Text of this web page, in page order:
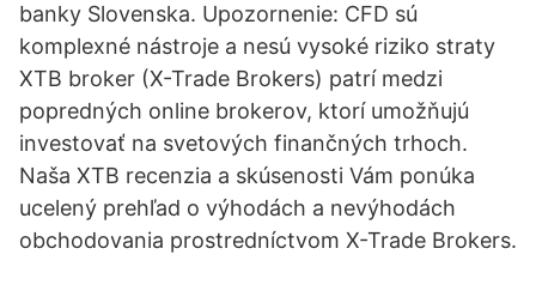
banky Slovenska. Upozornenie: CFD sú
komplexné nástroje a nesú vysoké riziko straty
XTB broker (X-Trade Brokers) patrí medzi
popredných online brokerov, ktorí umožňujú
investovať na svetových finančných trhoch.
Naša XTB recenzia a skúsenosti Vám ponúka
ucelený prehľad o výhodách a nevýhodách
obchodovania prostredníctvom X-Trade Brokers.